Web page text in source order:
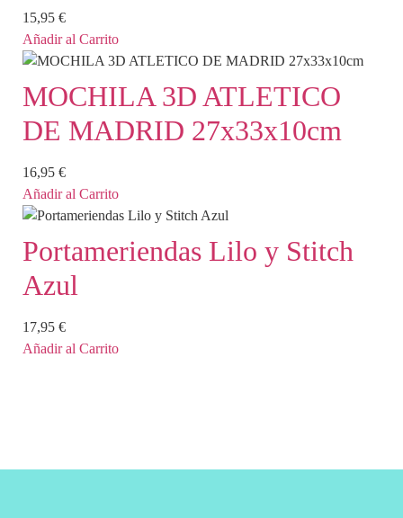
15,95 €
Añadir al Carrito
MOCHILA 3D ATLETICO
DE MADRID 27x33x10cm
16,95 €
Añadir al Carrito
Portameriendas Lilo y Stitch
Azul
17,95 €
Añadir al Carrito